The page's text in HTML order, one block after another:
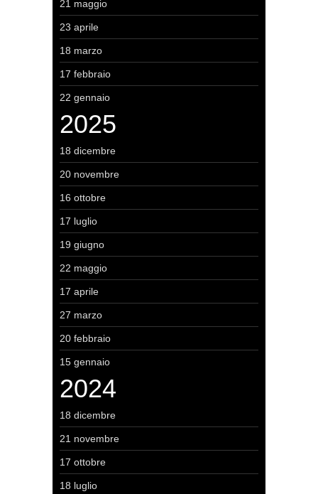
21 maggio
23 aprile
18 marzo
17 febbraio
22 gennaio
2025
18 dicembre
20 novembre
16 ottobre
17 luglio
19 giugno
22 maggio
17 aprile
27 marzo
20 febbraio
15 gennaio
2024
18 dicembre
21 novembre
17 ottobre
18 luglio